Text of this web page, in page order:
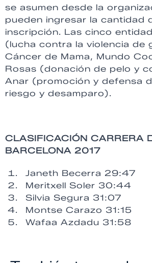
se asumen desde la
pueden ingresar la cantidad
inscripción. Las cinco
(lucha contra la violencia de
Cáncer de Mama, Mundo
Rosas (donación de pelo y
Anar (promoción y defensa
riesgo y desamparo).
CLASIFICACIÓN CARRERA
BARCELONA 2017
Janeth Becerra 29:47
Meritxell Soler 30:44
Silvia Segura 31:07
Montse Carazo 31:15
Wafaa Azdadu 31:58